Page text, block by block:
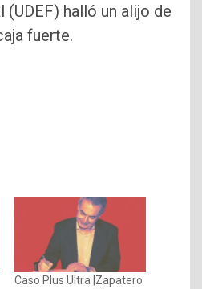
halló un alijo de
fuerte.
Caso Plus Ultra |Zapatero